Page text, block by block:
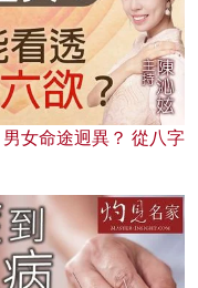
女命途迥異？ 從八字